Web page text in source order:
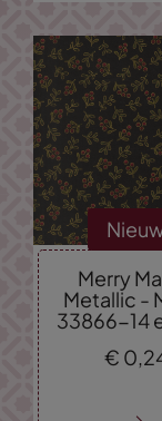
Merry
Metallic -
33866-14
€ 0,